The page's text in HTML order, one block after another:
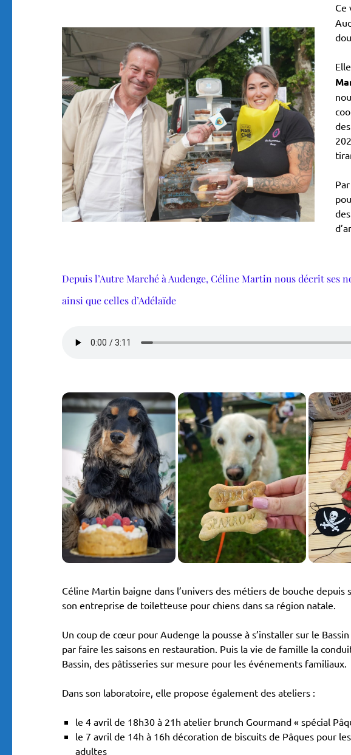
Ce
Depuis l’Autre Marché à Audenge, Céline Martin nous décrit ses
ainsi que celles d’Adélaïde
Céline Martin baigne dans l’univers des métiers de bouche
son entreprise de toiletteuse pour chiens dans sa région natale.
Un coup de cœur pour Audenge la pousse à s’installer sur le
par faire les saisons en restauration. Puis la vie de famille la
Bassin, des pâtisseries sur mesure pour les événements familiaux.
Dans son laboratoire, elle propose également des ateliers :
le 4 avril de 18h30 à 21h atelier brunch Gourmand « spécial
le 7 avril de 14h à 16h décoration de biscuits de Pâques pour
adultes